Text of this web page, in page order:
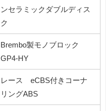
ンセラミックダブルディス
ク
Brembo製モノブロック
GP4-HY
レース eCBS付きコーナ
リングABS